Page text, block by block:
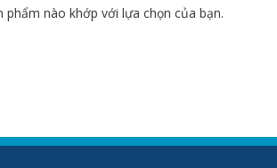
phẩm nào khớp với lựa chọn của bạn.